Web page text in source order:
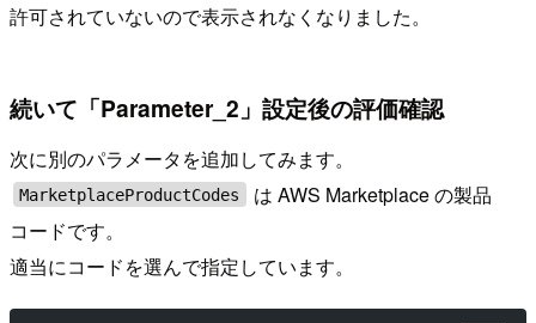
許可されていないので表示されなくなりました。
続いて「Parameter_2」設定後の評価確認
次に別のパラメータを追加してみます。
MarketplaceProductCodes
は AWS Marketplace の製品
コードです。
適当にコードを選んで指定しています。